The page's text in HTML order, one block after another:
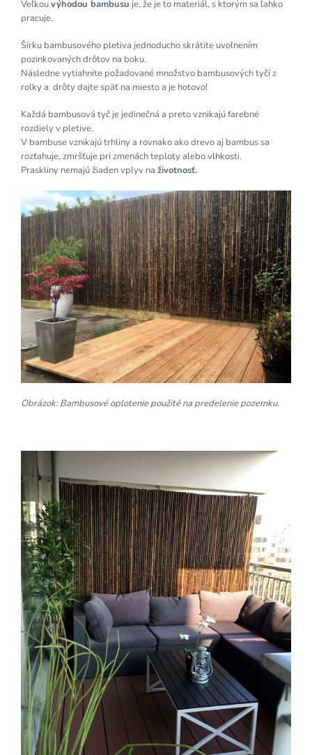
Veľkouvýhodou bambusu je, že je to materiál, s ktorým sa ľahko
pracuje.
Šírku bambusového pletiva jednoducho skrátite uvoľnením
pozinkovaných drôtov na boku.
Následne vytiahnite požadované množstvo bambusových tyčí z
rolky a drôty dajte späť na miesto a je hotovo!
Každá bambusová tyč je jedinečná a preto vznikajú farebné
rozdiely v pletive.
V bambuse vznikajú trhliny a rovnako ako drevo aj bambus sa
rozťahuje, zmršťuje pri zmenách teploty alebo vlhkosti.
Praskliny nemajú žiaden vplyv na životnosť.
Obrázok: Bambusové oplotenie použité na predelenie pozemku.